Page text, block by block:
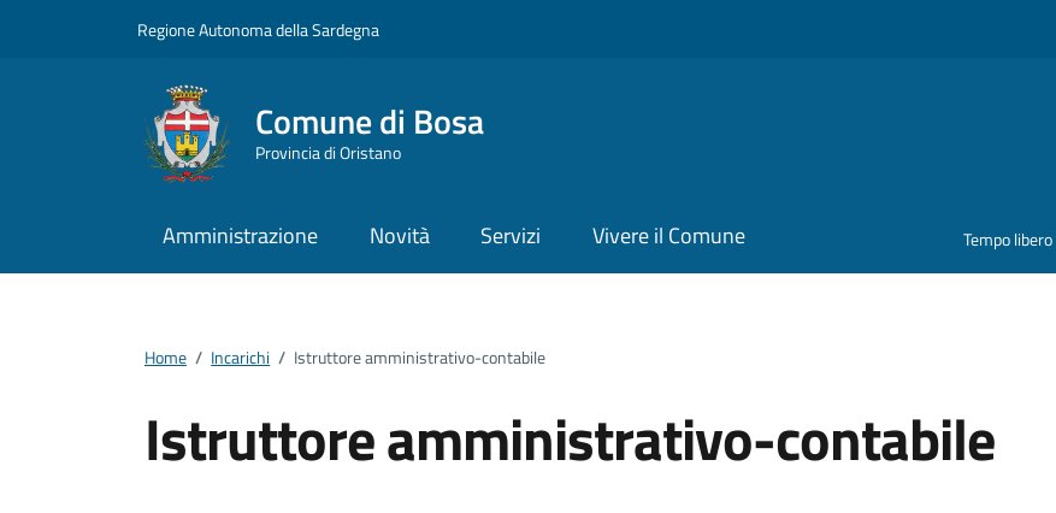
Regione Autonoma della Sardegna
Comune di Bosa
Provincia di Oristano
Amministrazione Novità Servizi Vivere il Comune Tempo libero
Home / Incarichi / Istruttore amministrativo-contabile
Istruttore amministrativo-contabile